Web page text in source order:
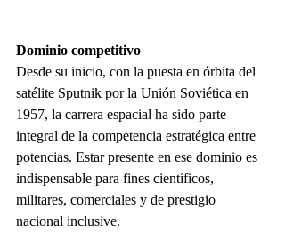
Dominio competitivo
Desde su inicio, con la puesta en órbita del
satélite Sputnik por la Unión Soviética en
1957, la carrera espacial ha sido parte
integral de la competencia estratégica entre
potencias. Estar presente en ese dominio es
indispensable para fines científicos,
militares, comerciales y de prestigio
nacional inclusive.